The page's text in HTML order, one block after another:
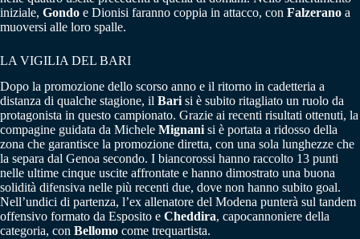
iniziale, Gondo e Dionisi faranno coppia in attacco, con Falzerano a
muoversi alle loro spalle.
LA VIGILIA DEL BARI
Dopo la promozione dello scorso anno e il ritorno in cadetteria a
distanza di qualche stagione, il Bari si è subito ritagliato un ruolo da
protagonista in questo campionato. Grazie ai recenti risultati ottenuti, la
compagine guidata da Michele Mignani si è portata a ridosso della
zona che garantisce la promozione diretta, con una sola lunghezze che
la separa dal Genoa secondo. I biancorossi hanno raccolto 13 punti
nelle ultime cinque uscite affrontate e hanno dimostrato una buona
solidità difensiva nelle più recenti due, dove non hanno subito goal.
Nell’undici di partenza, l’ex allenatore del Modena punterà sul tandem
offensivo formato da Esposito e Cheddira, capocannoniere della
categoria, con Bellomo come trequartista.